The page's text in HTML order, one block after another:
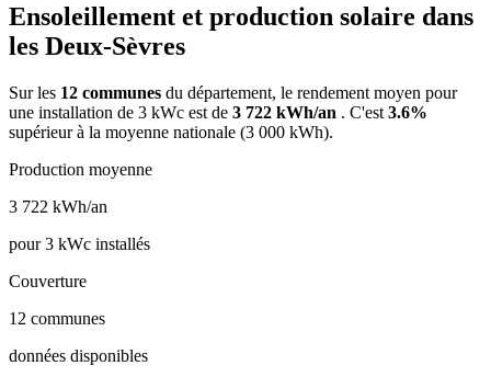
Ensoleillement et production solaire dans
les Deux-Sèvres
Sur les 12 communes du département, le rendement moyen pour
une installation de 3 kWc est de 3 722 kWh/an . C'est 3.6%
supérieur à la moyenne nationale (3 000 kWh).
Production moyenne
3 722 kWh/an
pour 3 kWc installés
Couverture
12 communes
données disponibles